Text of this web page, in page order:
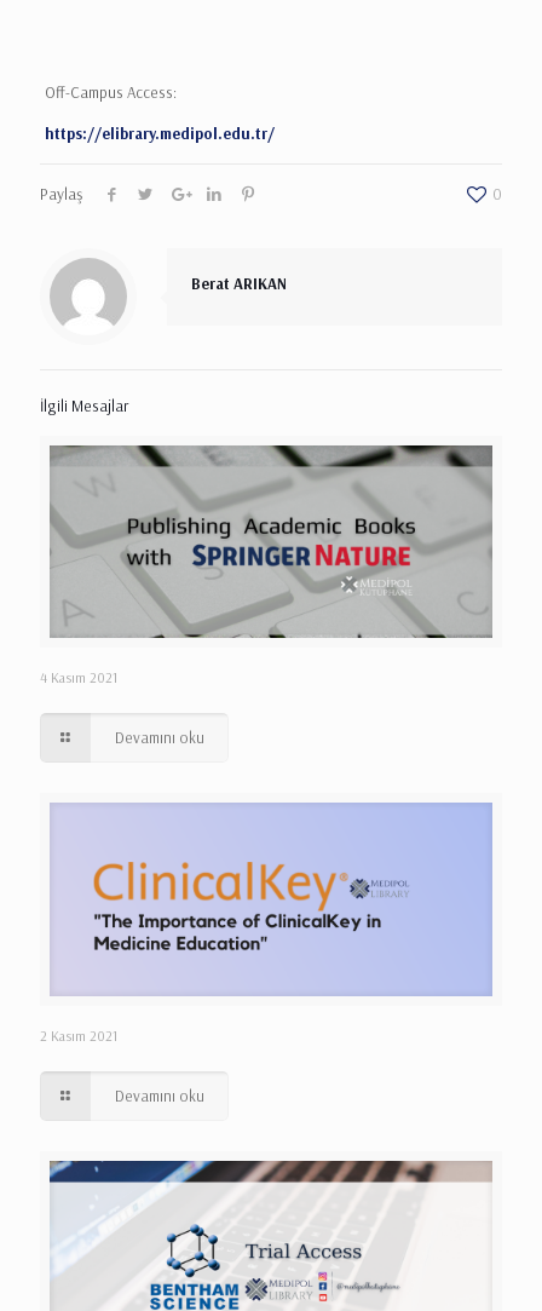
Off-Campus Access:
https://elibrary.medipol.edu.tr/
Paylaş 0
Berat ARIKAN
İlgili Mesajlar
4 Kasım 2021
Devamını oku
2 Kasım 2021
Devamını oku